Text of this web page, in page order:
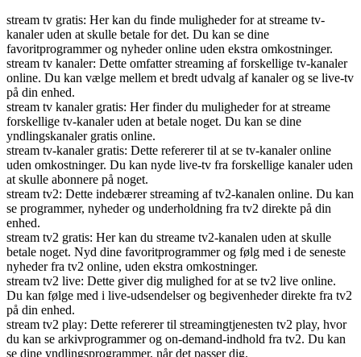
stream tv gratis: Her kan du finde muligheder for at streame tv-
kanaler uden at skulle betale for det. Du kan se dine
favoritprogrammer og nyheder online uden ekstra omkostninger.
stream tv kanaler: Dette omfatter streaming af forskellige tv-kanaler
online. Du kan vælge mellem et bredt udvalg af kanaler og se live-tv
på din enhed.
stream tv kanaler gratis: Her finder du muligheder for at streame
forskellige tv-kanaler uden at betale noget. Du kan se dine
yndlingskanaler gratis online.
stream tv-kanaler gratis: Dette refererer til at se tv-kanaler online
uden omkostninger. Du kan nyde live-tv fra forskellige kanaler uden
at skulle abonnere på noget.
stream tv2: Dette indebærer streaming af tv2-kanalen online. Du kan
se programmer, nyheder og underholdning fra tv2 direkte på din
enhed.
stream tv2 gratis: Her kan du streame tv2-kanalen uden at skulle
betale noget. Nyd dine favoritprogrammer og følg med i de seneste
nyheder fra tv2 online, uden ekstra omkostninger.
stream tv2 live: Dette giver dig mulighed for at se tv2 live online.
Du kan følge med i live-udsendelser og begivenheder direkte fra tv2
på din enhed.
stream tv2 play: Dette refererer til streamingtjenesten tv2 play, hvor
du kan se arkivprogrammer og on-demand-indhold fra tv2. Du kan
se dine yndlingsprogrammer, når det passer dig.